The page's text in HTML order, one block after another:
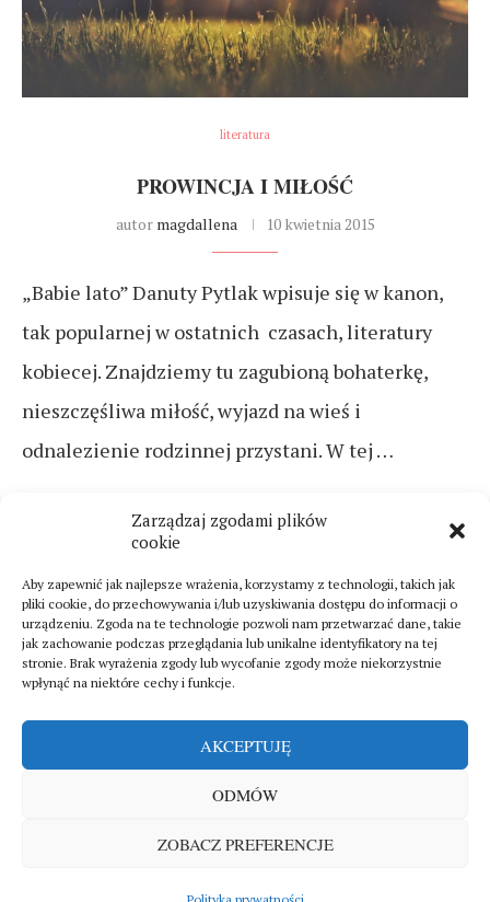
Zarządzaj zgodami plików
cookie
Aby zapewnić jak najlepsze wrażenia, korzystamy z technologii, takich jak
pliki cookie, do przechowywania i/lub uzyskiwania dostępu do informacji o
urządzeniu. Zgoda na te technologie pozwoli nam przetwarzać dane, takie
jak zachowanie podczas przeglądania lub unikalne identyfikatory na tej
stronie. Brak wyrażenia zgody lub wycofanie zgody może niekorzystnie
wpłynąć na niektóre cechy i funkcje.
AKCEPTUJĘ
ODMÓW
ZOBACZ PREFERENCJE
literatura
PROWINCJA I MIŁOŚĆ
autor magdallena 10 kwietnia 2015
„Babie lato” Danuty Pytlak wpisuje się w kanon,
tak popularnej w ostatnich czasach, literatury
kobiecej. Znajdziemy tu zagubioną bohaterkę,
nieszczęśliwa miłość, wyjazd na wieś i
odnalezienie rodzinnej przystani. W tej …
CZYTAJ DALEJ
Polityka prywatności
Copyright © 2025. All rights reserved byMagdallena Magazine
WRÓĆ NA GÓRĘ